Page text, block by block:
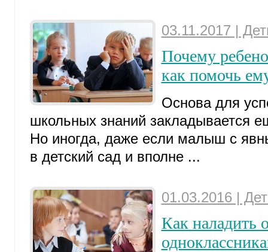
03.11.2017 |
Почему
как помочь
Основа для
школьных знаний закладывается
Но иногда, даже если малыш с
в детский сад и вполне ...
01.03.2016 |
Как наладить